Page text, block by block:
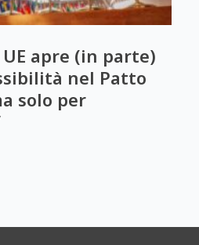
apre (in parte)
nel Patto
solo per